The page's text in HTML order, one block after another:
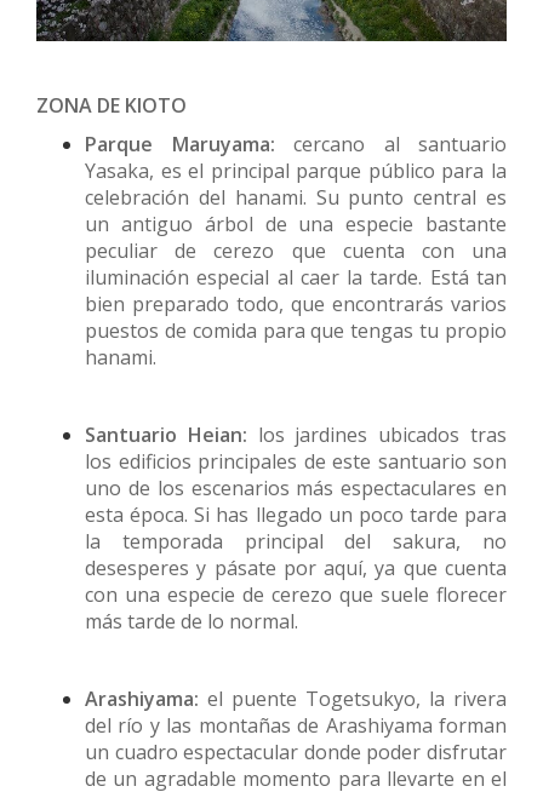
ZONA DE KIOTO
Parque Maruyama: cercano al santuario
Yasaka, es el principal parque público para la
celebración del hanami. Su punto central es
un antiguo árbol de una especie bastante
peculiar de cerezo que cuenta con una
iluminación especial al caer la tarde. Está tan
bien preparado todo, que encontrarás varios
puestos de comida para que tengas tu propio
hanami.
Santuario Heian: los jardines ubicados tras
los edificios principales de este santuario son
uno de los escenarios más espectaculares en
esta época. Si has llegado un poco tarde para
la temporada principal del sakura, no
desesperes y pásate por aquí, ya que cuenta
con una especie de cerezo que suele florecer
más tarde de lo normal.
Arashiyama: el puente Togetsukyo, la rivera
del río y las montañas de Arashiyama forman
un cuadro espectacular donde poder disfrutar
de un agradable momento para llevarte en el